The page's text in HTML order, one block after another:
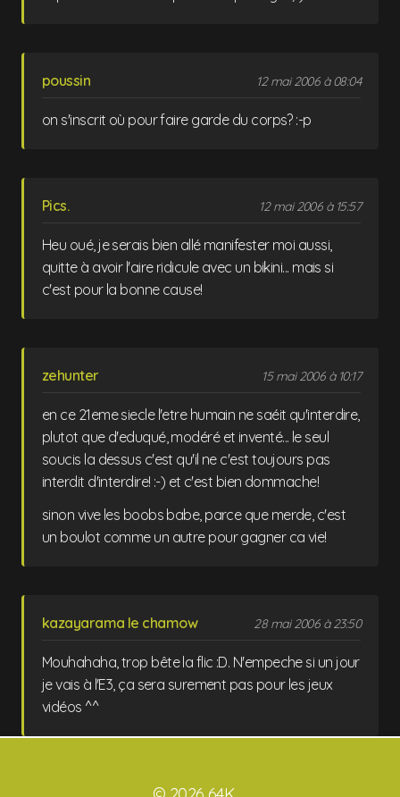
poussin 12 mai 2006 à 08:04
on s'inscrit où pour faire garde du corps? :-p
Pics. 12 mai 2006 à 15:57
Heu oué, je serais bien allé manifester moi aussi,
quitte à avoir l'aire ridicule avec un bikini... mais si
c'est pour la bonne cause!
zehunter 15 mai 2006 à 10:17
en ce 21eme siecle l'etre humain ne saéit qu'interdire,
plutot que d'eduqué, modéré et inventé... le seul
soucis la dessus c'est qu'il ne c'est toujours pas
interdit d'interdire! :-) et c'est bien dommache!
sinon vive les boobs babe, parce que merde, c'est
un boulot comme un autre pour gagner ca vie!
kazayarama le chamow 28 mai 2006 à 23:50
Mouhahaha, trop bête la flic :D. N'empeche si un jour
je vais à l'E3, ça sera surement pas pour les jeux
vidéos ^^